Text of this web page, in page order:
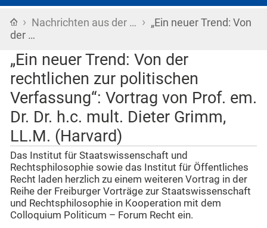
Startseite
› Nachrichten aus der … › „Ein neuer Trend: Von
der …
„Ein neuer Trend: Von der
rechtlichen zur politischen
Verfassung“: Vortrag von Prof. em.
Dr. Dr. h.c. mult. Dieter Grimm,
LL.M. (Harvard)
Das Institut für Staatswissenschaft und
Rechtsphilosophie sowie das Institut für Öffentliches
Recht laden herzlich zu einem weiteren Vortrag in der
Reihe der Freiburger Vorträge zur Staatswissenschaft
und Rechtsphilosophie in Kooperation mit dem
Colloquium Politicum – Forum Recht ein.